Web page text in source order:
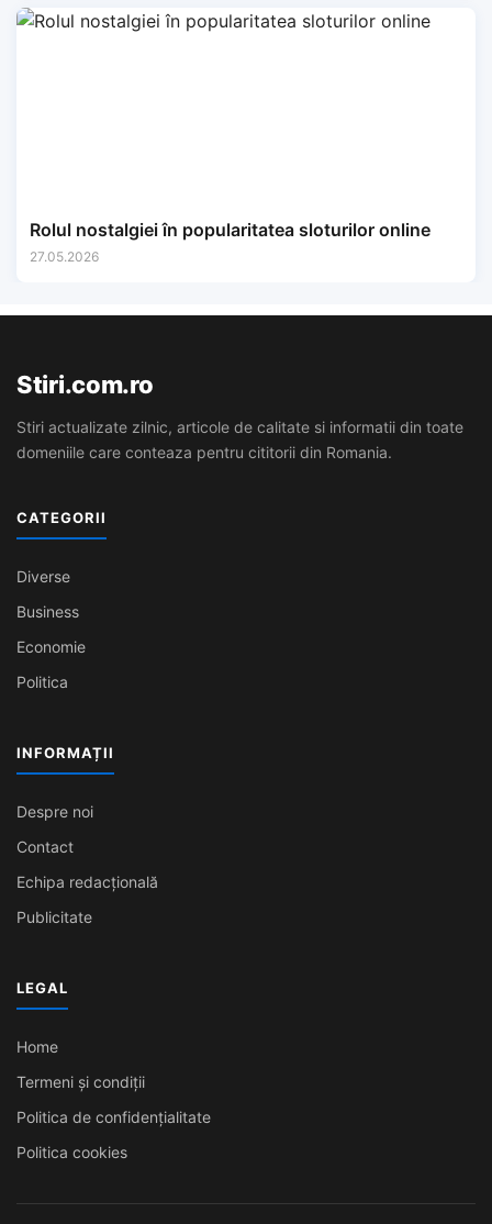
Rolul nostalgiei în popularitatea sloturilor online
27.05.2026
Stiri.com.ro
Stiri actualizate zilnic, articole de calitate si informatii din toate
domeniile care conteaza pentru cititorii din Romania.
CATEGORII
Diverse
Business
Economie
Politica
INFORMAȚII
Despre noi
Contact
Echipa redacțională
Publicitate
LEGAL
Home
Termeni și condiții
Politica de confidențialitate
Politica cookies